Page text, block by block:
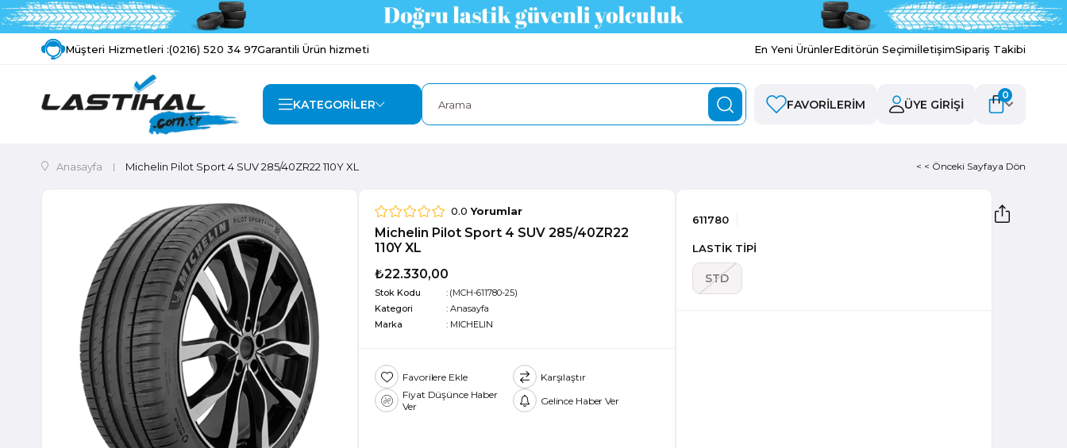
Müşteri Hizmetleri :(0216) 520 34 97Garantili Ürün hizmeti En Yeni ÜrünlerEditörün SeçimiİletişimSipariş Takibi
KATEGORİLER FAVORILERIM ÜYE GIRIŞI
0
Anasayfa Michelin Pilot Sport 4 SUV 285/40ZR22 110Y XL < < Önceki Sayfaya Dön
0.0 Yorumlar
Michelin Pilot Sport 4 SUV 285/40ZR22
110Y XL
₺22.330,00
Stok Kodu
(MCH-611780-25)
Kategori
:Anasayfa
Marka
: MICHELIN
Favorilere Ekle
Karşılaştır
Fiyat Düşünce Haber
Ver
Gelince Haber Ver
611780
LASTİK TİPİ
STD